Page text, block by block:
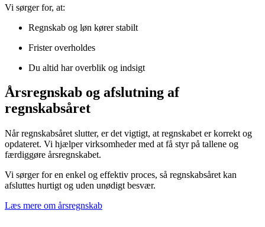
Vi sørger for, at:
Regnskab og løn kører stabilt
Frister overholdes
Du altid har overblik og indsigt
Årsregnskab og afslutning af
regnskabsåret
Når regnskabsåret slutter, er det vigtigt, at regnskabet er korrekt og
opdateret. Vi hjælper virksomheder med at få styr på tallene og
færdiggøre årsregnskabet.
Vi sørger for en enkel og effektiv proces, så regnskabsåret kan
afsluttes hurtigt og uden unødigt besvær.
Læs mere om årsregnskab